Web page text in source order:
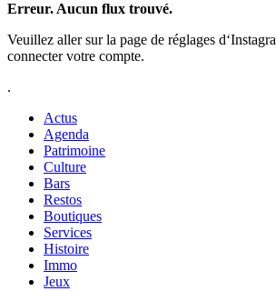
Erreur. Aucun flux trouvé.
Veuillez aller sur la page de réglages
connecter votre compte.
.
Actus
Agenda
Patrimoine
Culture
Bars
Restos
Boutiques
Services
Histoire
Immo
Jeux